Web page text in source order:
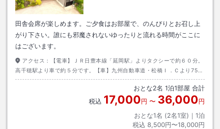
田舎会席が楽しめます。ご夕食はお部屋で、のんびりとお召し上
がり下さい。誰にも邪魔されないゆったりと流れる時間がここに
はございます。
アクセス：
【電車】ＪＲ日豊本線「延岡駅」よりタクシーで約６０分。
高千穂駅より車で約５分です。【車】九州自動車道・松橋Ｉ．Ｃより75ｋ
ｍ・国道２１８号線利用。
おとな2名 1泊1部屋 合計
税込 17,000円 〜 36,000円
おとな1名 (2名1室)｜ 1泊
税込 8,500円〜18,000円